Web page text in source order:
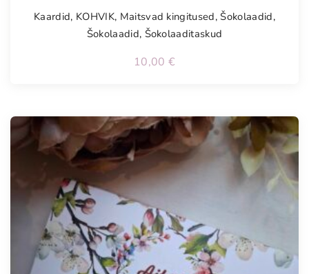
Kaardid, KOHVIK, Maitsvad kingitused,Šokolaadid,
Šokolaadid, Šokolaaditaskud
10,00 €